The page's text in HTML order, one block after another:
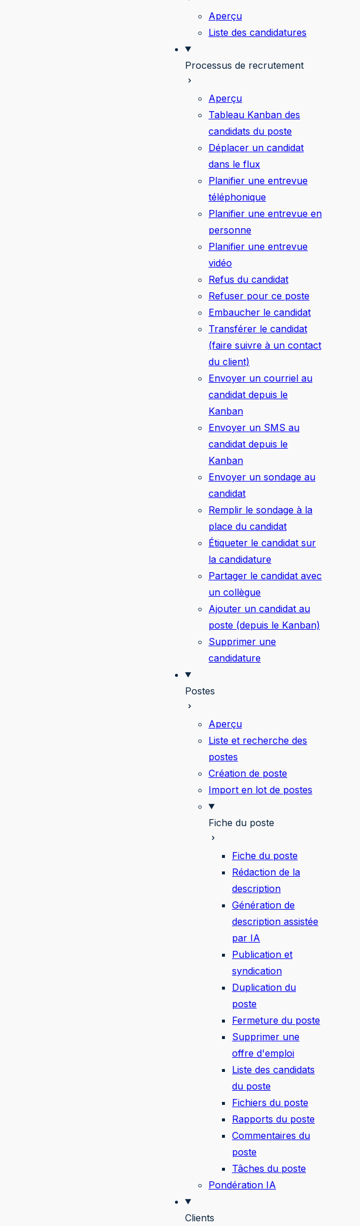
Aperçu
Liste des candidatures
Processus de recrutement
Aperçu
Tableau Kanban des
candidats du poste
Déplacer un candidat
dans le flux
Planifier une entrevue
téléphonique
Planifier une entrevue en
personne
Planifier une entrevue
vidéo
Refus du candidat
Refuser pour ce poste
Embaucher le candidat
Transférer le candidat
(faire suivre à un contact
du client)
Envoyer un courriel au
candidat depuis le
Kanban
Envoyer un SMS au
candidat depuis le
Kanban
Envoyer un sondage au
candidat
Remplir le sondage à la
place du candidat
Étiqueter le candidat sur
la candidature
Partager le candidat avec
un collègue
Ajouter un candidat au
poste (depuis le Kanban)
Supprimer une
candidature
Postes
Aperçu
Liste et recherche des
postes
Création de poste
Import en lot de postes
Fiche du poste
Fiche du poste
Rédaction de la
description
Génération de
description assistée
par IA
Publication et
syndication
Duplication du
poste
Fermeture du poste
Supprimer une
offre d'emploi
Liste des candidats
du poste
Fichiers du poste
Rapports du poste
Commentaires du
poste
Tâches du poste
Pondération IA
Clients